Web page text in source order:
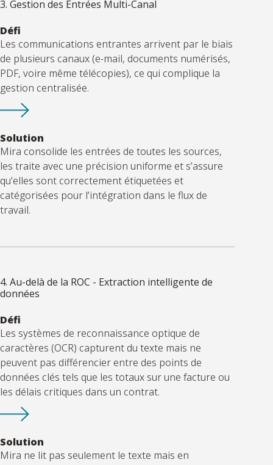
3. Gestion des Entrées Multi-Canal
Défi
Les communications entrantes arrivent par le biais
de plusieurs canaux (e-mail, documents numérisés,
PDF, voire même télécopies), ce qui complique la
gestion centralisée.
Solution
Mira consolide les entrées de toutes les sources,
les traite avec une précision uniforme et s’assure
qu’elles sont correctement étiquetées et
catégorisées pour l’intégration dans le flux de
travail.
4. Au-delà de la ROC - Extraction intelligente de
données
Défi
Les systèmes de reconnaissance optique de
caractères (OCR) capturent du texte mais ne
peuvent pas différencier entre des points de
données clés tels que les totaux sur une facture ou
les délais critiques dans un contrat.
Solution
Mira ne lit pas seulement le texte mais en